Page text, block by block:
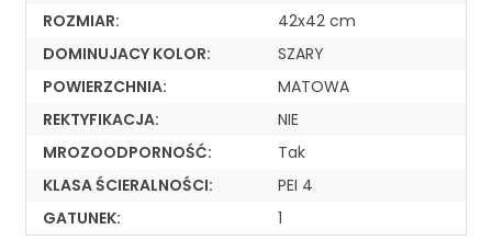
ROZMIAR:
42x42 cm
DOMINUJACY KOLOR:
SZARY
POWIERZCHNIA:
MATOWA
REKTYFIKACJA:
NIE
MROZOODPORNOŚĆ:
Tak
KLASA ŚCIERALNOŚCI:
PEI 4
GATUNEK:
1